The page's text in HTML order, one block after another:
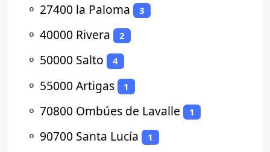
⚬ 27400 la Paloma 3
⚬ 40000 Rivera 2
⚬ 50000 Salto 4
⚬ 55000 Artigas 1
⚬ 70800 Ombúes de Lavalle 1
⚬ 90700 Santa Lucía 1